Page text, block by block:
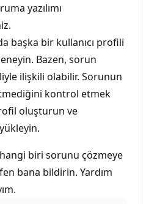
yazılımı
başka bir kullanıcı profili
Bazen, sorun
ilişkili olabilir. Sorunun
kontrol etmek
oluşturun ve
biri sorunu çözmeye
bana bildirin. Yardım